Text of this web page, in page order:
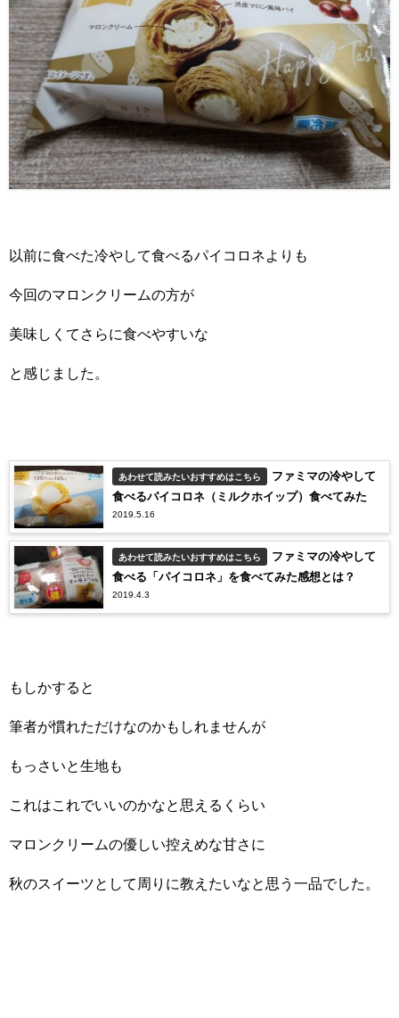
以前に食べた冷やして食べるパイコロネよりも
今回のマロンクリームの方が
美味しくてさらに食べやすいな
と感じました。
あわせて読みたいおすすめはこちら
ファミマの冷やして
食べるパイコロネ（ミルクホイップ）食べてみた
2019.5.16
あわせて読みたいおすすめはこちら
ファミマの冷やして
食べる「パイコロネ」を食べてみた感想とは？
2019.4.3
もしかすると
筆者が慣れただけなのかもしれませんが
もっさいと生地も
これはこれでいいのかなと思えるくらい
マロンクリームの優しい控えめな甘さに
秋のスイーツとして周りに教えたいなと思う一品でした。